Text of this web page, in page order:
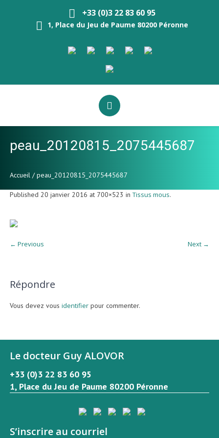
+33 (0)3 22 83 60 95
1, Place du Jeu de Paume 80200 Péronne
peau_20120815_2075445687
Accueil /peau_20120815_2075445687
Published 20 janvier 2016 at 700×523 in Tissus mous.
← Previous Next →
Répondre
Vous devez vous identifier pour commenter.
Le docteur Guy ALOVOR
+33 (0)3 22 83 60 95
1, Place du Jeu de Paume 80200 Péronne
S’inscrire au courriel